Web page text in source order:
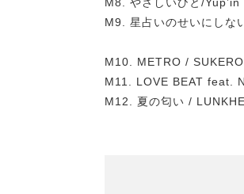
M9. 星占いのせいに
M10. METRO /
M11. LOVE BEAT feat.
M12. 夏の匂い /